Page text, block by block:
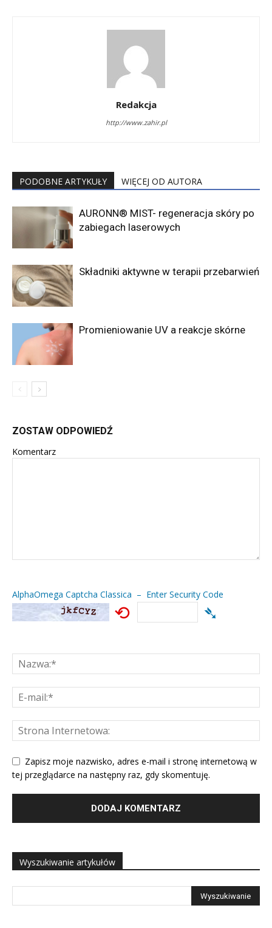
Redakcja
http://www.zahir.pl
PODOBNE ARTYKUŁY WIĘCEJ OD AUTORA
AURONN® MIST- regeneracja skóry po
zabiegach laserowych
Składniki aktywne w terapii przebarwień
Promieniowanie UV a reakcje skórne
ZOSTAW ODPOWIEDŹ
Komentarz
AlphaOmega Captcha Classica – Enter Security Code
⟲ ➴
Zapisz moje nazwisko, adres e-mail i stronę internetową w
tej przeglądarce na następny raz, gdy skomentuję.
Wyszukiwanie artykułów